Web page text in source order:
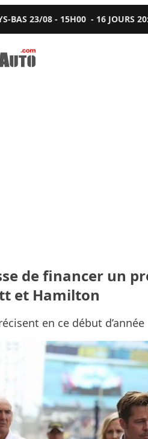
BAS 23/08 - 15H00 - 16 JOURS20
de financer un
et Hamilton
en ce début d’année